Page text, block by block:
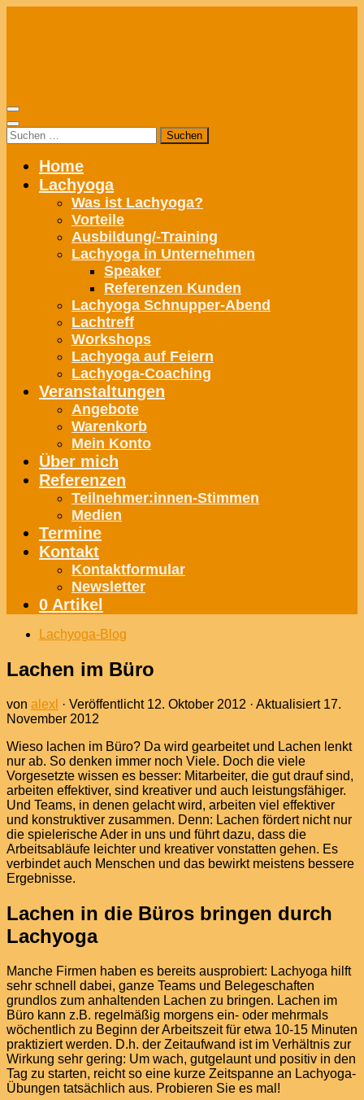
Suchen
nach:
Home
Lachyoga
Was ist Lachyoga?
Vorteile
Ausbildung/-Training
Lachyoga in Unternehmen
Speaker
Referenzen Kunden
Lachyoga Schnupper-Abend
Lachtreff
Workshops
Lachyoga auf Feiern
Lachyoga-Coaching
Veranstaltungen
Angebote
Warenkorb
Mein Konto
Über mich
Referenzen
Teilnehmer:innen-Stimmen
Medien
Termine
Kontakt
Kontaktformular
Newsletter
0 Artikel
Lachyoga-Blog
Lachen im Büro
von alexl · Veröffentlicht 12. Oktober 2012 · Aktualisiert 17.
November 2012
Wieso lachen im Büro? Da wird gearbeitet und Lachen lenkt
nur ab. So denken immer noch Viele. Doch die viele
Vorgesetzte wissen es besser: Mitarbeiter, die gut drauf sind,
arbeiten effektiver, sind kreativer und auch leistungsfähiger.
Und Teams, in denen gelacht wird, arbeiten viel effektiver
und konstruktiver zusammen. Denn: Lachen fördert nicht nur
die spielerische Ader in uns und führt dazu, dass die
Arbeitsabläufe leichter und kreativer vonstatten gehen. Es
verbindet auch Menschen und das bewirkt meistens bessere
Ergebnisse.
Lachen in die Büros bringen durch
Lachyoga
Manche Firmen haben es bereits ausprobiert: Lachyoga hilft
sehr schnell dabei, ganze Teams und Belegeschaften
grundlos zum anhaltenden Lachen zu bringen. Lachen im
Büro kann z.B. regelmäßig morgens ein- oder mehrmals
wöchentlich zu Beginn der Arbeitszeit für etwa 10-15 Minuten
praktiziert werden. D.h. der Zeitaufwand ist im Verhältnis zur
Wirkung sehr gering: Um wach, gutgelaunt und positiv in den
Tag zu starten, reicht so eine kurze Zeitspanne an Lachyoga-
Übungen tatsächlich aus. Probieren Sie es mal!